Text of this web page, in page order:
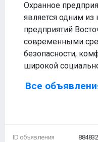
Охранное
является одним
предприятий
современными
безопасности,
широкой
Все
ID объявления
884832